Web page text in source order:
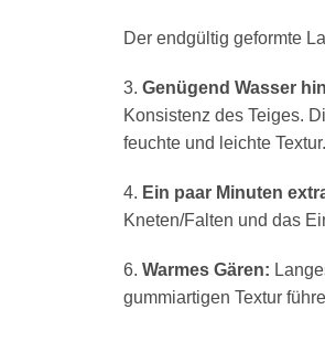
Der endgültig geformte
3. Genügend Wasser
Konsistenz des Teiges.
feuchte und leichte Textur.
4. Ein paar Minuten
Kneten/Falten und das
6. Warmes Gären:
gummiartigen Textur